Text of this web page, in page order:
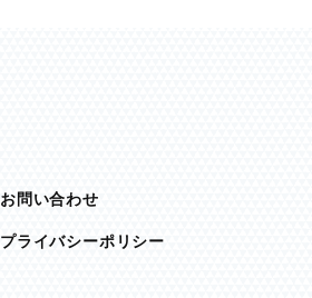
お問い合わせ
プライバシーポリシー